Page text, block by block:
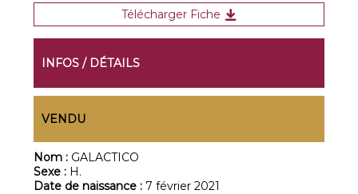
Télécharger Fiche
INFOS / DÉTAILS
VENDU
Nom : GALACTICO
Sexe : H.
Date de naissance :7 février 2021